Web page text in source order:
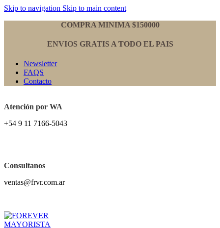
Skip to navigation Skip to main content
COMPRA MINIMA $150000
ENVIOS GRATIS A TODO EL PAIS
Newsletter
FAQS
Contacto
Atención por WA
+54 9 11 7166-5043
Consultanos
ventas@frvr.com.ar